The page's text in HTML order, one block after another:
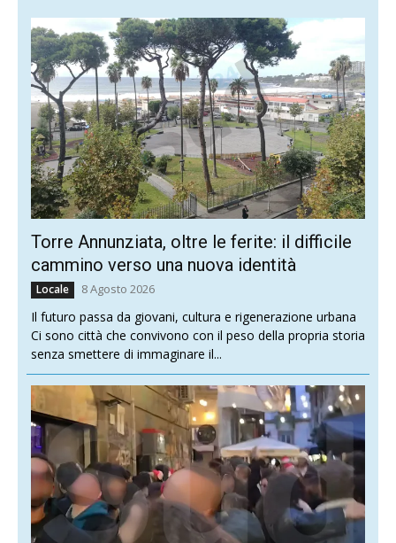
Torre Annunziata, oltre le ferite: il difficile
cammino verso una nuova identità
Locale 8 Agosto 2026
Il futuro passa da giovani, cultura e rigenerazione urbana
Ci sono città che convivono con il peso della propria storia
senza smettere di immaginare il...